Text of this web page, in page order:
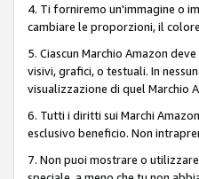
4. Ti forniremo un'immagine o
cambiare le proporzioni, il
5. Ciascun Marchio Amazon
visivi, grafici, o testuali. In
visualizzazione di quel Marchio
6. Tutti i diritti sui Marchi
esclusivo beneficio. Non
7. Non puoi mostrare o